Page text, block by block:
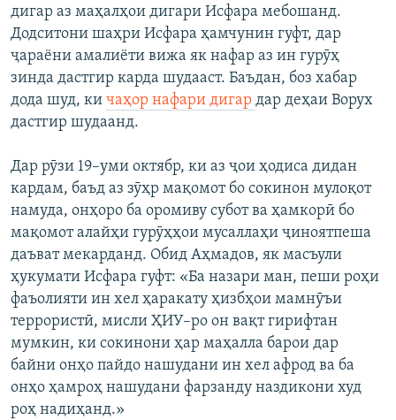
дигар аз маҳалҳои дигари Исфара мебошанд.
Додситони шаҳри Исфара ҳамчунин гуфт, дар
ҷараёни амалиёти вижа як нафар аз ин гурӯҳ
зинда дастгир карда шудааст. Баъдан, боз хабар
дода шуд, ки чаҳор нафари дигар дар деҳаи Ворух
дастгир шудаанд.
Дар рӯзи 19–уми октябр, ки аз ҷои ҳодиса дидан
кардам, баъд аз зӯҳр мақомот бо сокинон мулоқот
намуда, онҳоро ба оромиву субот ва ҳамкорӣ бо
мақомот алайҳи гурӯҳҳои мусаллаҳи ҷиноятпеша
даъват мекарданд. Обид Аҳмадов, як масъули
ҳукумати Исфара гуфт: «Ба назари ман, пеши роҳи
фаъолияти ин хел ҳаракату ҳизбҳои мамнӯъи
террористӣ, мисли ҲИУ–ро он вақт гирифтан
мумкин, ки сокинони ҳар маҳалла барои дар
байни онҳо пайдо нашудани ин хел афрод ва ба
онҳо ҳамроҳ нашудани фарзанду наздикони худ
роҳ надиҳанд.»